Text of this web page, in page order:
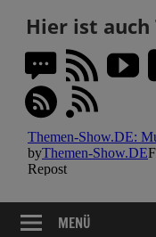
Hier ist auch
MENÜ